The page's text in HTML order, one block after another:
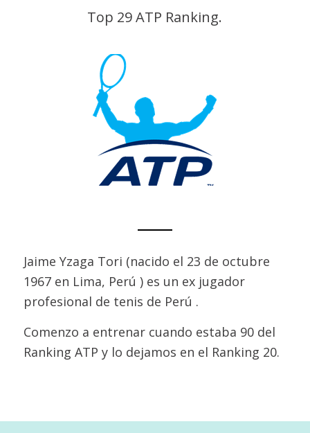
Top 29 ATP Ranking.
Jaime Yzaga Tori (nacido el 23 de octubre
1967 en Lima, Perú ) es un ex jugador
profesional de tenis de Perú .
Comenzo a entrenar cuando estaba 90 del
Ranking ATP y lo dejamos en el Ranking 20.